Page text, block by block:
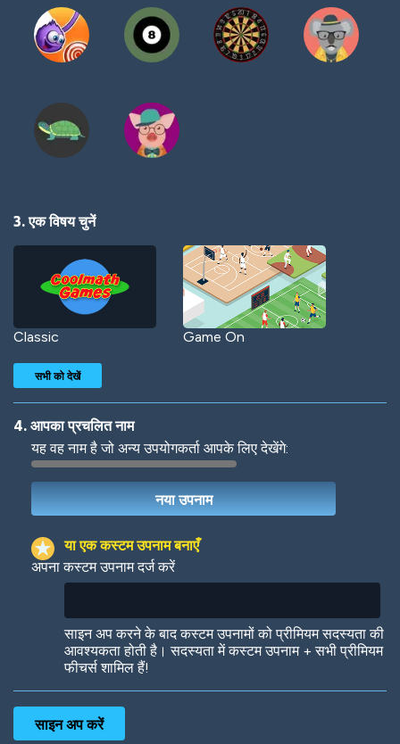
3. एक विषय चुनें
Classic Game On
Woof Jungle Cats
सभी को देखें
4. आपका प्रचलित नाम
यह वह नाम है जो अन्य उपयोगकर्ता आपके लिए देखेंगे:
या एक कस्टम उपनाम बनाएँ
अपना कस्टम उपनाम दर्ज करें
साइन अप करने के बाद कस्टम उपनामों को प्रीमियम सदस्यता की
आवश्यकता होती है। सदस्यता में कस्टम उपनाम + सभी प्रीमियम
फीचर्स शामिल हैं!